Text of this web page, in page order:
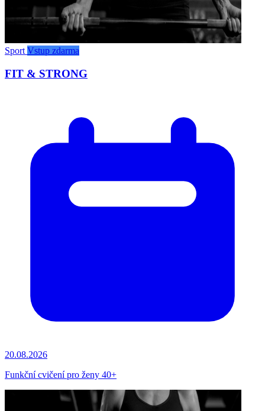
Sport Vstup zdarma
FIT & STRONG
20.08.2026
Funkční cvičení pro ženy 40+